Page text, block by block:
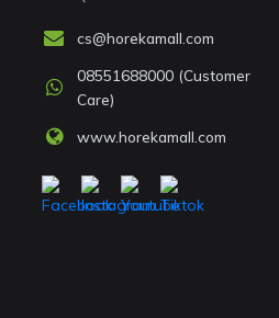
cs@horekamall.com
08551688000 (Customer
Care)
www.horekamall.com